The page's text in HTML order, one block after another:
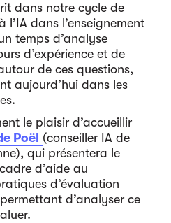
dans notre cycle de
l’IA dans l’enseignement
temps d’analyse
d’expérience et de
de ces questions,
aujourd’hui dans les
le plaisir d’accueillir
Poël (conseiller IA de
qui présentera le
d’aide au
d’évaluation
d’analyser ce